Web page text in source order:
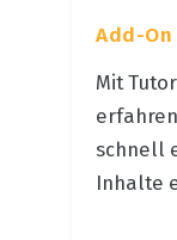
Add-On
Mit
schnell
Inhalte